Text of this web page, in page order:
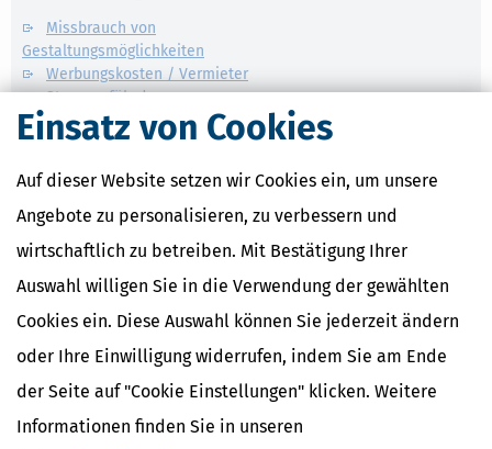
Einsatz von Cookies
Auf dieser Website setzen wir Cookies ein, um unsere
Angebote zu personalisieren, zu verbessern und
wirtschaftlich zu betreiben. Mit Bestätigung Ihrer
Auswahl willigen Sie in die Verwendung der gewählten
Cookies ein. Diese Auswahl können Sie jederzeit ändern
oder Ihre Einwilligung widerrufen, indem Sie am Ende
der Seite auf "Cookie Einstellungen" klicken. Weitere
Informationen finden Sie in unseren
Missbrauch von
Gestaltungsmöglichkeiten
Werbungskosten / Vermieter
Steuergefährdung
Einkünfte aus Vermietung und
Verpachtung